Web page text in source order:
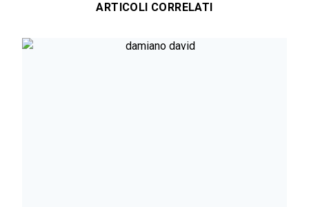
ARTICOLI CORRELATI